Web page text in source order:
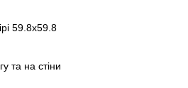
59.8х59.8
та на стіни